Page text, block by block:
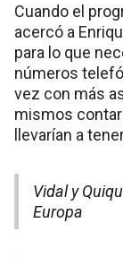
Cuando el
acercó a
para lo que
números
vez con más
mismos
llevarían a
Vidal y
Europa